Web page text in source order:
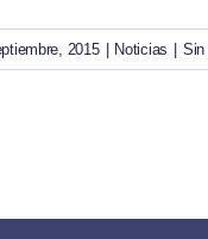
2015 Noticias Sin